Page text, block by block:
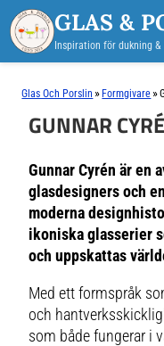
GLAS &
Inspiration för dukning
Glas Och Porslin » Formgivare »
GUNNAR
Gunnar Cyrén är en
glasdesigners och
moderna
ikoniska glasserier
och uppskattas
Med ett formspråk
och
som både fungerar i